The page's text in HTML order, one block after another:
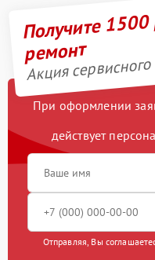
Получите
ремонт
Акция
При оформлении
действует
Отправляя, Вы